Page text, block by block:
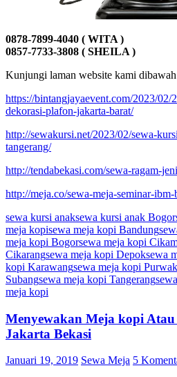
0878-7899-4040 ( WITA )
0857-7733-3808 ( SHEILA )
Kunjungi laman website kami
https://bintangjayaevent.com/2023/02/
dekorasi-plafon-jakarta-barat/
http://sewakursi.net/2023/02/sewa-
tangerang/
http://tendabekasi.com/sewa-ragam-
http://meja.co/sewa-meja-seminar-
sewa kursi anaksewa kursi anak Bogor
meja kopisewa meja kopi Bandung
meja kopi Bogorsewa meja kopi
Cikarangsewa meja kopi Depoksewa
kopi Karawangsewa meja kopi
Subangsewa meja kopi Tangerang
meja kopi
Menyewakan Meja kopi Atau
Jakarta Bekasi
Januari 19, 2019 Sewa Meja 5